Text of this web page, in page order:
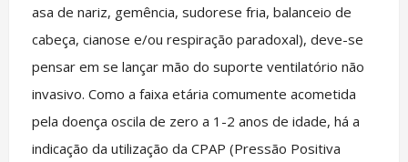
asa de nariz, gemência, sudorese fria, balanceio de
cabeça, cianose e/ou respiração paradoxal), deve-se
pensar em se lançar mão do suporte ventilatório não
invasivo. Como a faixa etária comumente acometida
pela doença oscila de zero a 1-2 anos de idade, há a
indicação da utilização da CPAP (Pressão Positiva